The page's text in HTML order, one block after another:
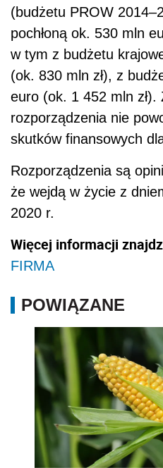
(budżetu PROW
pochłoną ok. 530 mln
w tym z budżetu
(ok. 830 mln zł), z
euro (ok. 1 452 mln
rozporządzenia nie
skutków finansowych
Rozporządzenia są
że wejdą w życie z
2020 r.
Więcej informacji
FIRMA
POWIĄZANE